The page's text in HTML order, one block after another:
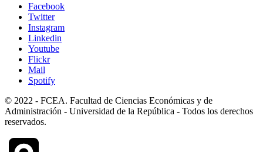
Facebook
Twitter
Instagram
Linkedin
Youtube
Flickr
Mail
Spotify
© 2022 - FCEA. Facultad de Ciencias Económicas y de
Administración - Universidad de la República - Todos los derechos
reservados.